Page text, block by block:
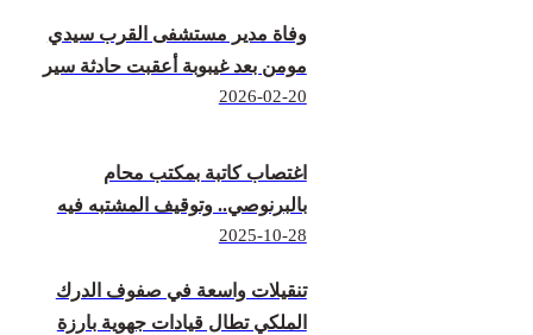
وفاة مدير مستشفى القرب سيدي
مومن بعد غيبوبة أعقبت حادثة سير
2026-02-20
اغتصاب كاتبة بمكتب محام
بالبرنوصي.. وتوقيف المشتبه فيه
2025-10-28
تنقيلات واسعة في صفوف الدرك
الملكي تطال قيادات جهوية بارزة